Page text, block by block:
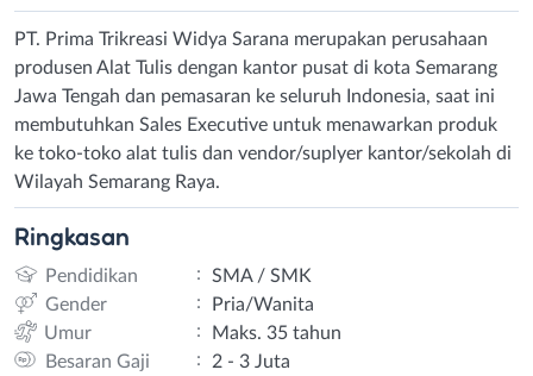
PT. Prima Trikreasi Widya Sarana merupakan perusahaan
produsen Alat Tulis dengan kantor pusat di kota Semarang
Jawa Tengah dan pemasaran ke seluruh Indonesia, saat ini
membutuhkan Sales Executive untuk menawarkan produk
ke toko-toko alat tulis dan vendor/suplyer kantor/sekolah di
Wilayah Semarang Raya.
Ringkasan
Pendidikan :
SMA / SMK
Gender
:
Pria/Wanita
Umur
:
Maks. 35 tahun
Besaran Gaji
:
2 - 3 Juta